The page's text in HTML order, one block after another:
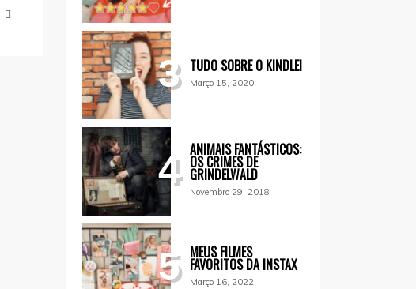
3 TUDO SOBRE O KINDLE!
Março 15, 2020
4 ANIMAIS FANTÁSTICOS:
OS CRIMES DE
GRINDELWALD
Novembro 29, 2018
5 MEUS FILMES
FAVORITOS DA INSTAX
Março 16, 2022